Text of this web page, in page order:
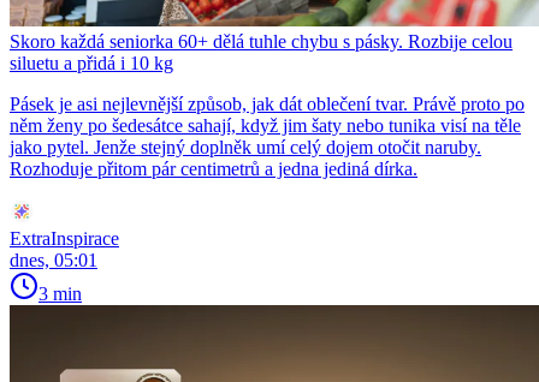
Skoro každá seniorka 60+ dělá tuhle chybu s pásky. Rozbije celou
siluetu a přidá i 10 kg
Pásek je asi nejlevnější způsob, jak dát oblečení tvar. Právě proto po
něm ženy po šedesátce sahají, když jim šaty nebo tunika visí na těle
jako pytel. Jenže stejný doplněk umí celý dojem otočit naruby.
Rozhoduje přitom pár centimetrů a jedna jediná dírka.
ExtraInspirace
dnes, 05:01
3 min